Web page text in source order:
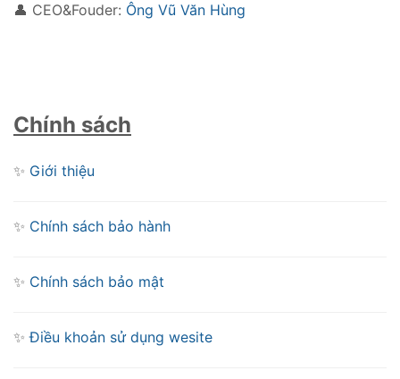
👤 CEO&Fouder: Ông Vũ Văn Hùng
Chính sách
✨ Giới thiệu
✨ Chính sách bảo hành
✨ Chính sách bảo mật
✨ Điều khoản sử dụng wesite